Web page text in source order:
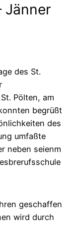
Jänner
des St.
Pölten, am
begrüßt
des
umfaßte
neben seienm
geschaffen
wird durch